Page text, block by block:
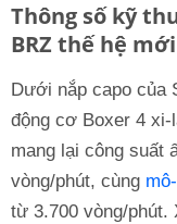
Thông số kỹ
BRZ thế hệ mới
Dưới nắp capo của
động cơ Boxer 4 xi-
mang lại công suất
vòng/phút, cùng
từ 3.700 vòng/phút.